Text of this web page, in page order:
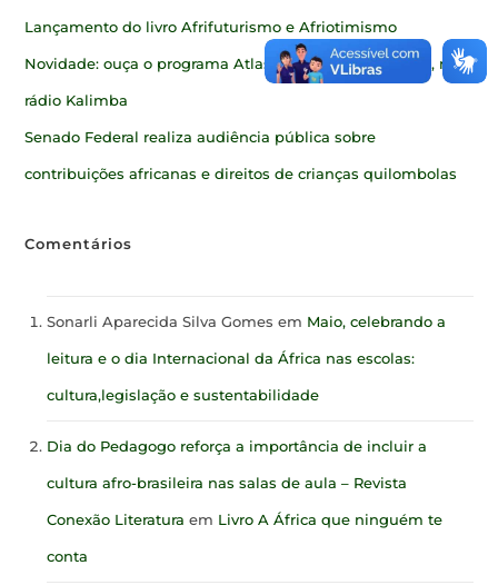
Lançamento do livro Afrifuturismo e Afriotimismo
Novidade: ouça o programa Atlas Geocultural da África, na
rádio Kalimba
Senado Federal realiza audiência pública sobre
contribuições africanas e direitos de crianças quilombolas
Comentários
Sonarli Aparecida Silva Gomes em Maio, celebrando a
leitura e o dia Internacional da África nas escolas:
cultura,legislação e sustentabilidade
Dia do Pedagogo reforça a importância de incluir a
cultura afro-brasileira nas salas de aula – Revista
Conexão Literatura em Livro A África que ninguém te
conta